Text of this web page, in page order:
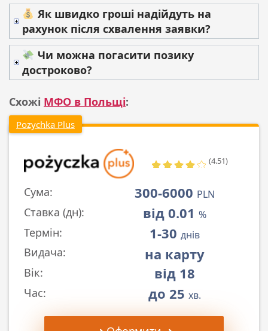
Як швидко гроші надійдуть на
рахунок після схвалення заявки?
Чи можна погасити позику
достроково?
Схожі МФО в Польщі:
Pozychka Plus
(4.51)
Сума: 300-6000 PLN
Ставка (дн): від 0.01 %
Термін: 1-30 днів
Видача: на карту
Вік: від 18
Час: до 25 хв.